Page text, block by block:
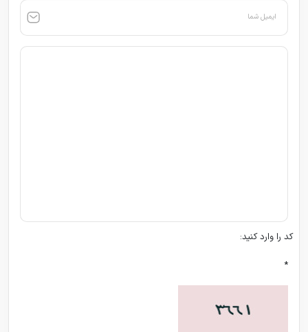
ایمیل شما
کد را وارد کنید:
*